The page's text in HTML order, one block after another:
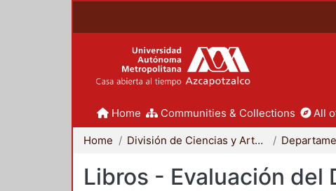
Home Communities & Collections All
Home División de Ciencias y Artes para el Diseño
Libros - Evaluación del